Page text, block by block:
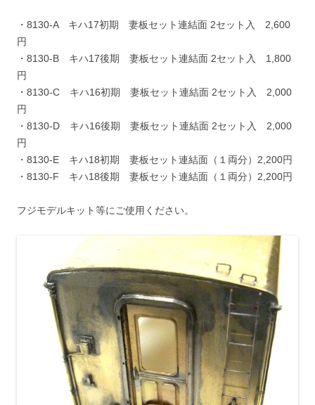
・8130-A キハ17初期 妻板セット連結面 2セット入 2,600
円
・8130-B キハ17後期 妻板セット連結面 2セット入 1,800
円
・8130-C キハ16初期 妻板セット連結面 2セット入 2,000
円
・8130-D キハ16後期 妻板セット連結面 2セット入 2,000
円
・8130-E キハ18初期 妻板セット連結面（１両分）2,200円
・8130-F キハ18後期 妻板セット連結面（１両分）2,200円
フジモデルキット等にご使用ください。